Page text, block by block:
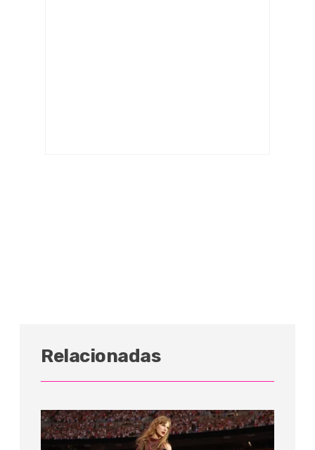
Relacionadas